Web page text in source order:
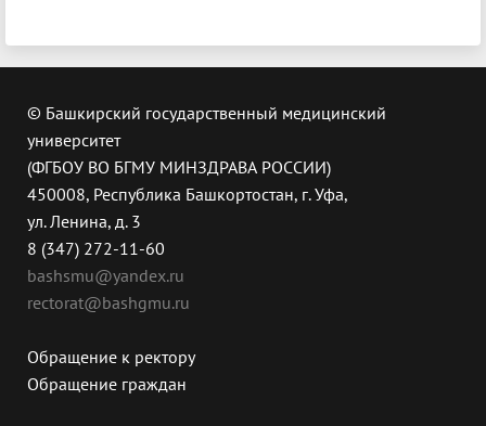
© Башкирский государственный медицинский
университет
(ФГБОУ ВО БГМУ МИНЗДРАВА РОССИИ)
450008, Республика Башкортостан, г. Уфа,
ул. Ленина, д. 3
8 (347) 272-11-60
bashsmu@yandex.ru
rectorat@bashgmu.ru
Обращение к ректору
Обращение граждан